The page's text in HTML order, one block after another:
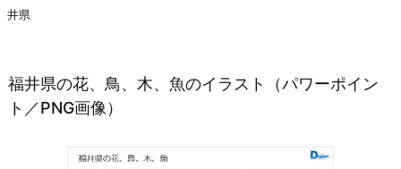
井県
福井県の花、鳥、木、魚のイラスト（パワーポイン
ト／PNG画像）